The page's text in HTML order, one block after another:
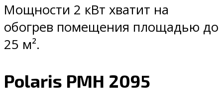
Мощности 2 кВт хватит на
обогрев помещения площадью до
25 м².
Polaris PMH 2095